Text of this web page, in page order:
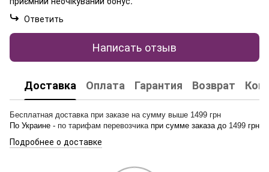
Ответить
Написать отзыв
Доставка Оплата Гарантия Возврат
Бесплатная доставка при заказе на сумму выше 1499 грн
По Украине - по тарифам перевозчика при сумме заказа до 1499 грн
Подробнее о доставке